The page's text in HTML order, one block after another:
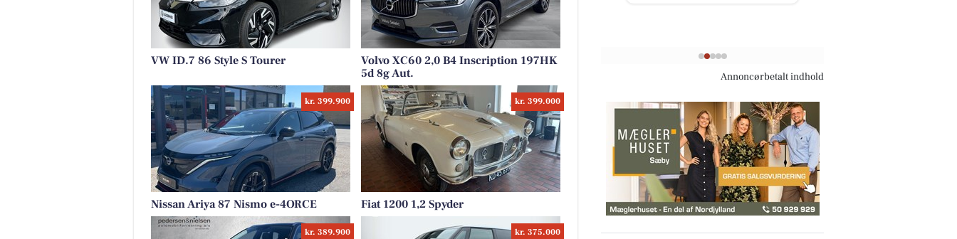
VW ID.7 86 Style S Tourer
Volvo XC60 2,0 B4 Inscription 197HK
5d 8g Aut.
kr. 399.900
Nissan Ariya 87 Nismo e-4ORCE
kr. 399.000
Fiat 1200 1,2 Spyder
kr. 389.900 kr. 375.000
Åbn opslaget
Annoncørbetalt indhold